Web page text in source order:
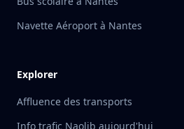
Navette Aéroport à Nantes
Explorer
Affluence des transports
Info trafic Naolib aujourd'hui